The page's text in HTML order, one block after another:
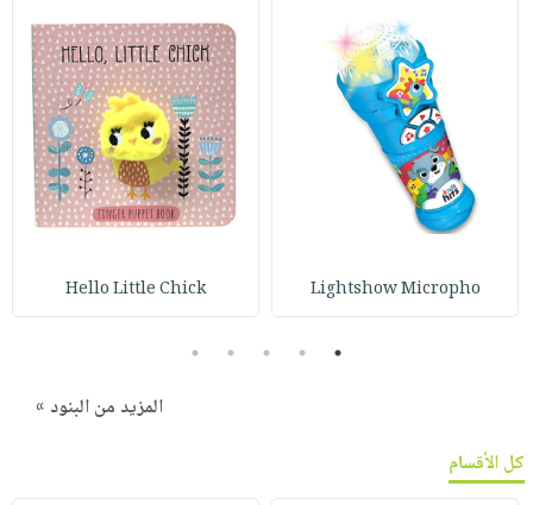
Lightshow Micropho
Hello Little Chick
1
2
3
4
5
المزيد من البنود »
كل الأقسام